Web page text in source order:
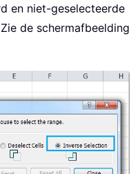
en niet-geselecteerde
de schermafbeelding